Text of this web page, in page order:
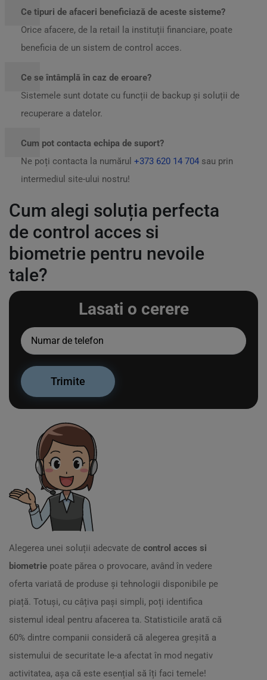
Ce tipuri de afaceri beneficiază de aceste sisteme?
Orice afacere, de la retail la instituții financiare, poate
beneficia de un sistem de control acces.
Ce se întâmplă în caz de eroare?
Sistemele sunt dotate cu funcții de backup și soluții de
recuperare a datelor.
Cum pot contacta echipa de suport?
Ne poți contacta la numărul +373 620 14 704 sau prin
intermediul site-ului nostru!
Cum alegi soluția perfecta
de control acces si
biometrie pentru nevoile
tale?
Lasati o cerere
Alegerea unei soluții adecvate de control acces si
biometrie poate părea o provocare, având în vedere
oferta variată de produse și tehnologii disponibile pe
piață. Totuși, cu câțiva pași simpli, poți identifica
sistemul ideal pentru afacerea ta. Statisticile arată că
60% dintre companii consideră că alegerea greșită a
sistemului de securitate le-a afectat în mod negativ
activitatea, așa că este esențial să îți faci temele!